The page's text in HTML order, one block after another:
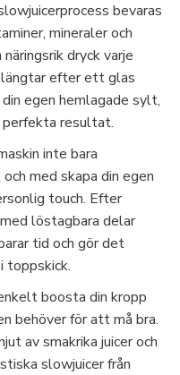
bevaras
mineraler och
dryck varje
längtar efter ett glas
egen hemlagade sylt,
perfekta resultat.
inte bara
med skapa din egen
touch. Efter
löstagbara delar
tid och gör det
toppskick.
boosta din kropp
behöver för att må bra.
av smakrika juicer och
slowjuicer från